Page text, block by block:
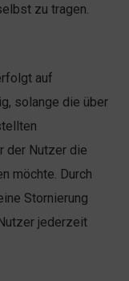
zu tragen.
auf
solange die über
der Nutzer die
möchte. Durch
Stornierung
jederzeit